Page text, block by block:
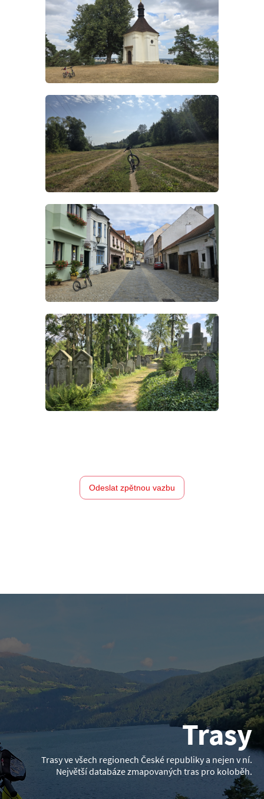
Odeslat zpětnou vazbu
Trasy
Trasy ve všech regionech České republiky a nejen v ní.
Největší databáze zmapovaných tras pro koloběh.